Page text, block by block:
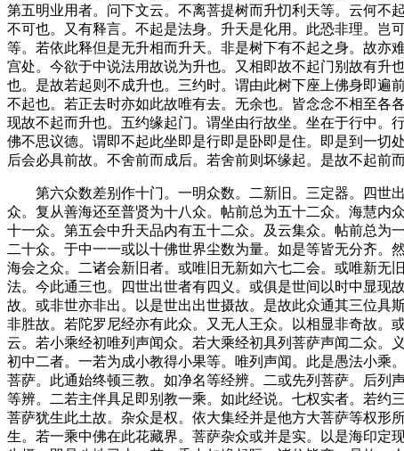
第五明业用者。问下文云。不离菩提树而升忉利天等。云何不
不可也。又有释言。不起是法身。升天是化用。此恐非理。岂
等。若依此释但是无升相而升天。非是树下有不起之身。故亦
宫处。今欲于中说法用故说为升也。又相即故不起门别故有升
也。是故若起则不成升也。三约时。谓由此树下座上佛身即遍
不起也。若正去时亦如此故唯有去。无余也。皆念念不相至各
现故不起而升也。五约缘起门。谓坐由行故坐。坐在于行中。
佛不思议德。谓即不起此坐即是行即是卧即是住。即是到一切
后会必具前故。不舍前而成后。若舍前则坏缘起。是故不起前
第六众数差别作十门。一明众数。二新旧。三定器。四世出
众。复从善海还至普贤为十八众。帖前总为五十二众。海慧内
十一众。第五会中升天品内有五十二众。及云集众。帖前总为
二十众。于中一一或以十佛世界尘数为量。如是等皆无分齐
海会之众。二诸会新旧者。或唯旧无新如六七二会。或唯新无
法。今此通三也。四世出世者有四义。或俱是世间以时中显现
故。或非世亦非出。以是世出出世摄故。是故此众通其三位具
非胜故。若陀罗尼经亦有此众。又无人王众。以相显非奇故。
云。若小乘经初唯列声闻众。若大乘经初具列菩萨声闻二众。
初中二者。一若为成小教得小果等。唯列声闻。此是愚法小乘
菩萨。此通始终顿三教。如净名等经辨。二或先列菩萨。后列
等辨。二若主伴具足即别教一乘。如此经说。七权实者。若约
菩萨犹生此土故。杂众是权。依大集经并是他方大菩萨等权形
生。若一乘中佛在此花藏界。菩萨杂众或并是实。以是海印定